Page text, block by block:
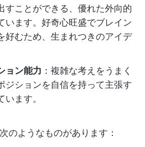
すことができる、優れた外向的
います。好奇心旺盛でブレイン
好むため、生まれつきのアイデ
ョン能力 ：複雑な考えをうまく
ジションを自信を持って主張す
います。
のようなものがあります：